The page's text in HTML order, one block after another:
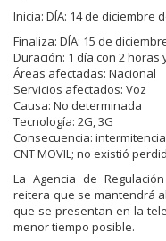
Inicia: DÍA: 14 de diciembre
Finaliza: DÍA: 15 de
Duración: 1 día con 2 horas
Áreas afectadas: Nacional
Servicios afectados: Voz
Causa: No determinada
Tecnología: 2G, 3G
Consecuencia:
CNT MOVIL; no existió
La Agencia de
reitera que se mantendrá
que se presentan en la
menor tiempo posible.